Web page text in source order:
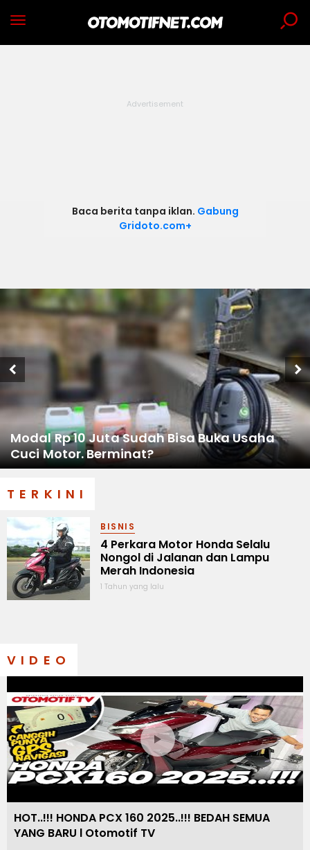
Baca berita tanpa iklan. Gabung
Gridoto.com+
Modal Rp 10 Juta Sudah Bisa Buka Usaha
Cuci Motor. Berminat?
TERKINI
BISNIS
4 Perkara Motor Honda Selalu
Nongol di Jalanan dan Lampu
Merah Indonesia
1 Tahun yang lalu
VIDEO
HOT..!!! HONDA PCX 160 2025..!!! BEDAH SEMUA
YANG BARU l Otomotif TV